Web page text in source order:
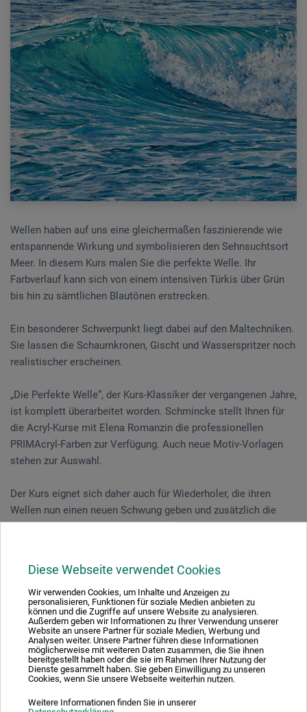
Diese Webseite verwendet Cookies
Wir verwenden Cookies, um Inhalte und Anzeigen zu
personalisieren, Funktionen für soziale Medien anbieten zu
können und die Zugriffe auf unsere Website zu analysieren.
Außerdem geben wir Informationen zu Ihrer Verwendung unserer
Website an unsere Partner für soziale Medien, Werbung und
Analysen weiter. Unsere Partner führen diese Informationen
möglicherweise mit weiteren Daten zusammen, die Sie ihnen
bereitgestellt haben oder die sie im Rahmen Ihrer Nutzung der
Dienste gesammelt haben. Sie geben Einwilligung zu unseren
Cookies, wenn Sie unsere Webseite weiterhin nutzen.
Weitere Informationen finden Sie in unserer
Wellen haben auf uns eine gleichermaßen faszinierende wie
entspannende Wirkung und symbolisieren den Sehnsuchtsort
Meer. In diesem Kurs malen Sie die perfekte Welle. Ihr
Farbverlauf kann sich von einem intensiven Türkis über Grün
bis hin zu sämtlichen Blautönen erstrecken.
Ein besonderer Schwerpunkt liegt dabei auf den Maltechniken.
Sie lassen die Schaumkronen, Gischt und Wasserspritzer noch
realistischer erscheinen.
„Die Perfekte Welle“, der Kurs-Klassiker der vergangenen Jahre,
ist komplett überarbeitet worden. Schmincke stellt Ihnen für
die Acryl-Kurse mit Elena Romanzin die professionellen
PRIMAcryl-Farben zur Verfügung. Auch neue Motiv-Vorlagen
stehen zur Auswahl.
Der Kurs eignet sich daher auch für Wiederholer, die ihren
Wellen nun einen neuen Schwung geben und zusätzlich die
Profifarben testen wollen.
Veranstaltungsdatum
02. Jul. 2026
10:30 - 16:30 Uhr
Sie schauen derzeitig auf eine vergangene
Veranstaltung